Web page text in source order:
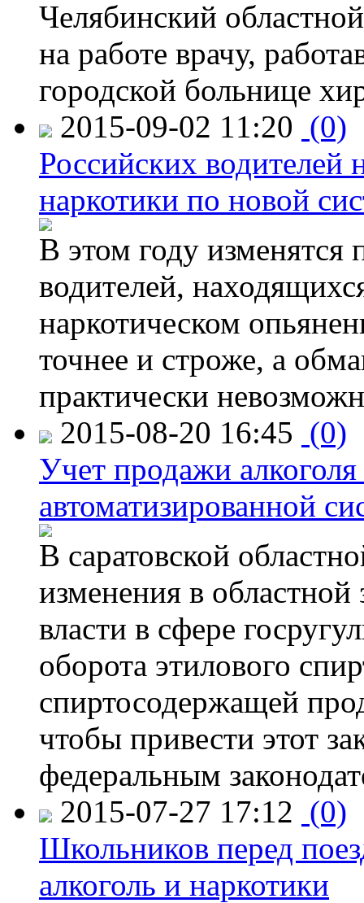
Челябинский
на работе врачу,
городской больнице
2015-09-02 11:20 (0)
Российских водителей
наркотики по новой
В этом году изменятся
водителей,
наркотическом
точнее и строже, а
практически
2015-08-20 16:45 (0)
Учет продажи
автоматизированной
В саратовской
изменения в
власти в сфере
оборота этилового
спиртосодержащей
чтобы привести этот
федеральным
2015-07-27 17:12 (0)
Школьников перед
алкоголь и наркотики